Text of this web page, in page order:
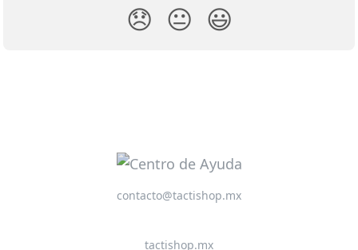
😞 😐 😃
contacto@tactishop.mx
tactishop.mx